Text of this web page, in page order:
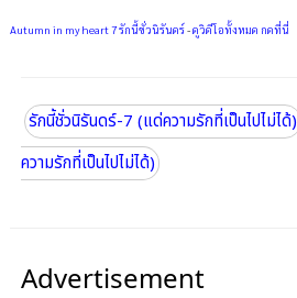
Autumn in my heart 7 รักนี้ชั่วนิรันดร์-ดูวิดีโอทั้งหมด กดที่นี่
รักนี้ชั่วนิรันดร์-7 (แด่ความรักที่เป็นไปไม่ได้)
ความรักที่เป็นไปไม่ได้)
Advertisement